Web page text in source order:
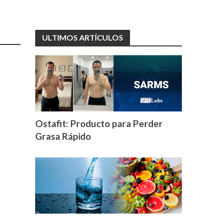
ULTIMOS ARTÍCULOS
Ostafit: Producto para Perder
Grasa Rápido